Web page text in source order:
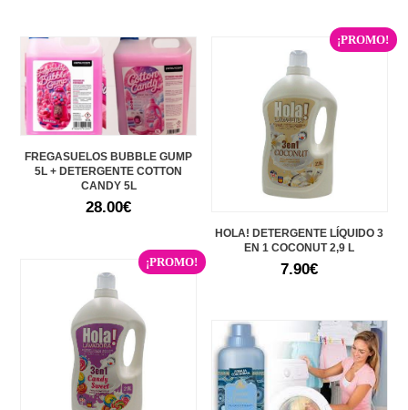
FREGASUELOS BUBBLE GUMP
5L + DETERGENTE COTTON
CANDY 5L
28.00€
¡PROMO!
HOLA! DETERGENTE LÍQUIDO 3
EN 1 COCONUT 2,9 L
7.90€
¡PROMO!